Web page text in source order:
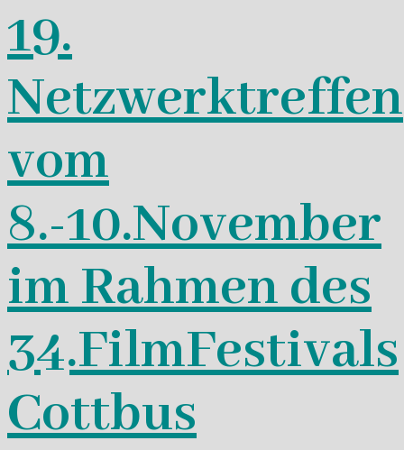
19.
Netzwerktreffen
vom
8.-10.November
im Rahmen des
34.FilmFestivals
Cottbus